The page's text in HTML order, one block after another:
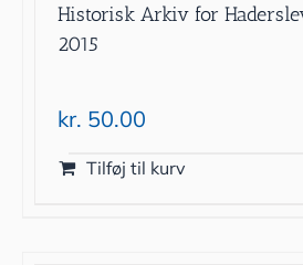
Historisk Arkiv for
2015
kr. 50.00
Tilføj til kurv